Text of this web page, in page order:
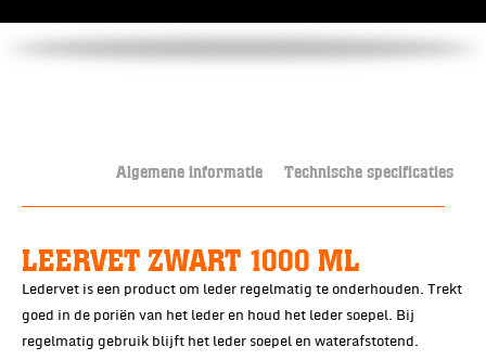
Algemene informatie Technische specificaties
LEERVET ZWART 1000 ML
Ledervet is een product om leder regelmatig te onderhouden. Trekt
goed in de poriën van het leder en houd het leder soepel. Bij
regelmatig gebruik blijft het leder soepel en waterafstotend.